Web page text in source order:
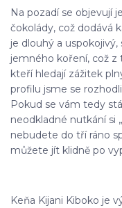
Na pozadí se objevují
čokolády, což dodává
je dlouhý a
jemného koření, což z
kteří hledají zážitek
profilu jsme se
Pokud se vám tedy
neodkladné nutkání si
nebudete do tří ráno
můžete jít klidně po
Keňa Kijani Kiboko je